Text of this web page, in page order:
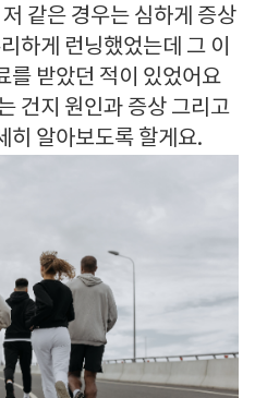
같은 경우는 심하게 증상
하게 런닝했었는데 그 이
를 받았던 적이 있었어요
건지 원인과 증상 그리고
히 알아보도록 할게요.